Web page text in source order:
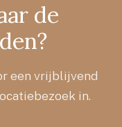
de
een vrijblijvend
in.